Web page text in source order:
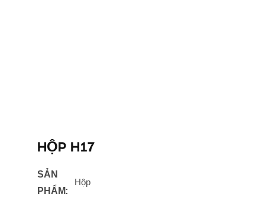
HỘP H17
SẢN
PHẨM:
Hộp